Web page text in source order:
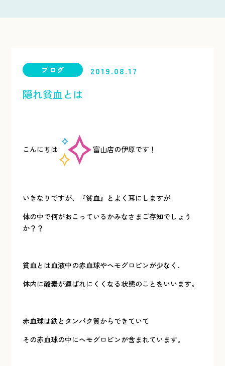
ブログ 2019.08.17
隠れ貧血とは
こんにちは 富山店の伊原です！
いきなりですが、『貧血』とよく耳にしますが
体の中で何がおこっているかみなさまご存知でしょう
か？？
貧血とは血液中の赤血球やヘモグロビンが少なく、
体内に酸素が運ばれにくくなる状態のことをいいます。
赤血球は鉄とタンパク質からできていて
その赤血球の中にヘモグロビンが含まれています。